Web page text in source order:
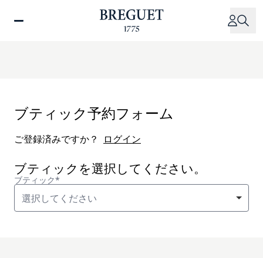
ブティック予約フォーム
ご登録済みですか？ ログイン
ブティックを選択してください。
ブティック*
選択してください